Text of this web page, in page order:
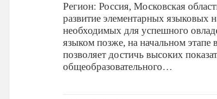
Регион: Россия, Московская
развитие элементарных языковых
необходимых для успешного
языком позже, на начальном этапе
позволяет достичь высоких
общеобразовательного…